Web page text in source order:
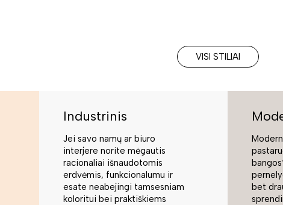
VISI STILIAI
Industrinis
Jei savo namų ar biuro
interjere norite mėgautis
racionaliai išnaudotomis
erdvėmis, funkcionalumu ir
esate neabejingi tamsesniam
koloritui bei praktiškiems
bet